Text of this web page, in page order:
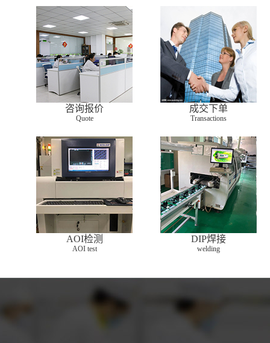
咨询报价
Quote
成交下单
Transactions
AOI检测
AOI test
DIP焊接
welding